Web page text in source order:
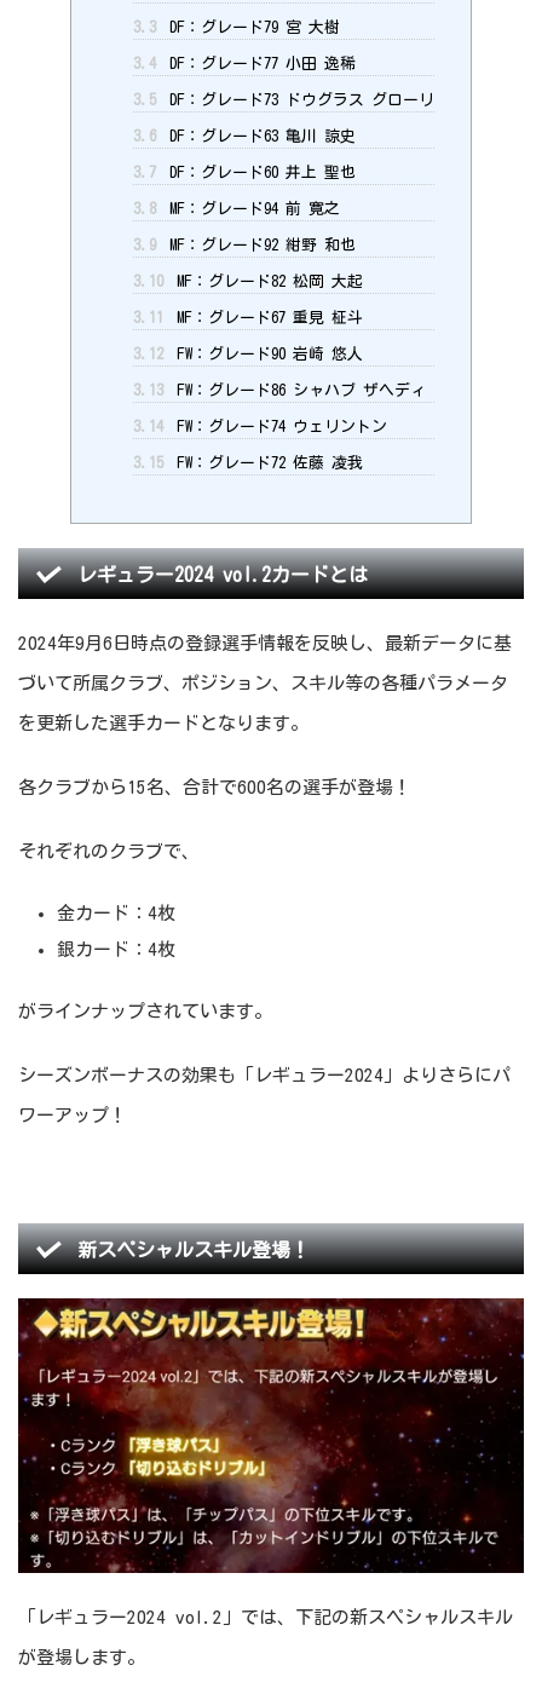
3.3 DF：グレード79 宮 大樹
3.4 DF：グレード77 小田 逸稀
3.5 DF：グレード73 ドウグラス グローリ
3.6 DF：グレード63 亀川 諒史
3.7 DF：グレード60 井上 聖也
3.8 MF：グレード94 前 寛之
3.9 MF：グレード92 紺野 和也
3.10 MF：グレード82 松岡 大起
3.11 MF：グレード67 重見 柾斗
3.12 FW：グレード90 岩崎 悠人
3.13 FW：グレード86 シャハブ ザヘディ
3.14 FW：グレード74 ウェリントン
3.15 FW：グレード72 佐藤 凌我
レギュラー2024 vol.2カードとは
2024年9月6日時点の登録選手情報を反映し、最新データに基
づいて所属クラブ、ポジション、スキル等の各種パラメータ
を更新した選手カードとなります。
各クラブから15名、合計で600名の選手が登場！
それぞれのクラブで、
金カード：4枚
銀カード：4枚
がラインナップされています。
シーズンボーナスの効果も「レギュラー2024」よりさらにパ
ワーアップ！
新スペシャルスキル登場！
「レギュラー2024 vol.2」では、下記の新スペシャルスキル
が登場します。